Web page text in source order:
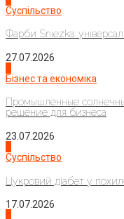
Суспільство
Фарби Sniezka:
27.07.2026
Бізнес та економіка
Промышленные
решение для бизнеса
23.07.2026
Суспільство
Цукровий діабет у
17.07.2026